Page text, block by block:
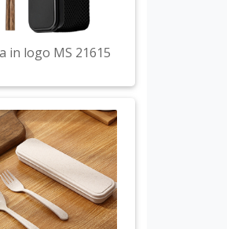
in logo MS 21615